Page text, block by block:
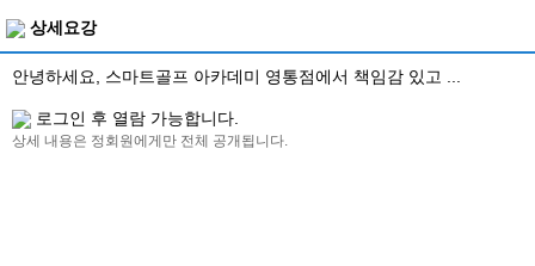
상세요강
안녕하세요, 스마트골프 아카데미 영통점에서 책임감 있고 ...
로그인 후 열람 가능합니다.
상세 내용은 정회원에게만 전체 공개됩니다.